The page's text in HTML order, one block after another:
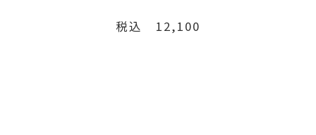
税込 12,100